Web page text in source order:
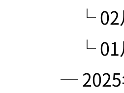
└ 02
└ 01
─ 2025